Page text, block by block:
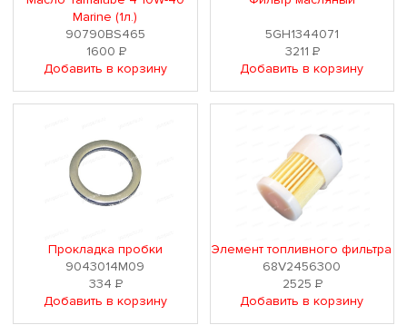
Marine (1л.)
90790BS465
1600 Р
Добавить в корзину
5GH1344071
3211Р
Добавить в корзину
Прокладка пробки
9043014M09
334Р
Добавить в корзину
Элемент топливного фильтра
68V2456300
2525Р
Добавить в корзину